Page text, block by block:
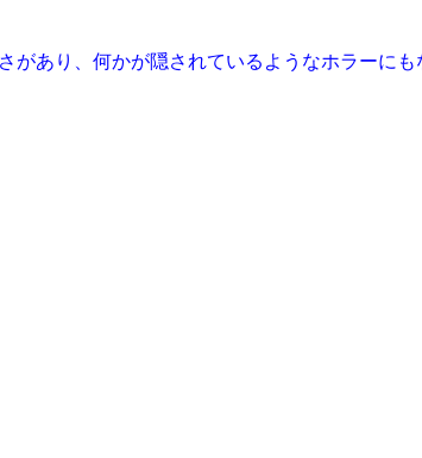
があり、何かが隠されているようなホラーにも